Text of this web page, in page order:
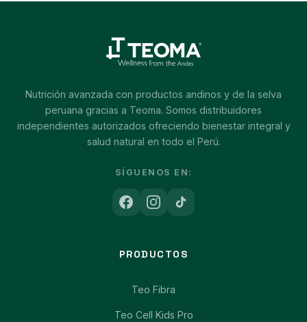
Nutrición avanzada con productos andinos y de la selva
peruana gracias a Teoma. Somos distribuidores
independientes autorizados ofreciendo bienestar integral y
salud natural en todo el Perú.
SÍGUENOS EN:
PRODUCTOS
Teo Fibra
Teo Cell Kids Pro